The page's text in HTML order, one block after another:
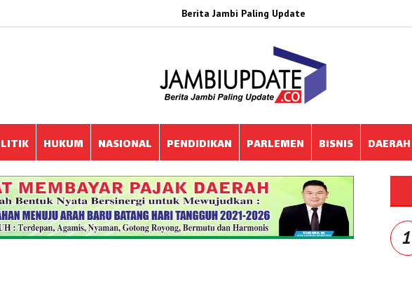
Berita Jambi Paling Update
HUKUM NASIONAL PENDIDIKAN PARLEMEN BISNIS DAERAH
1